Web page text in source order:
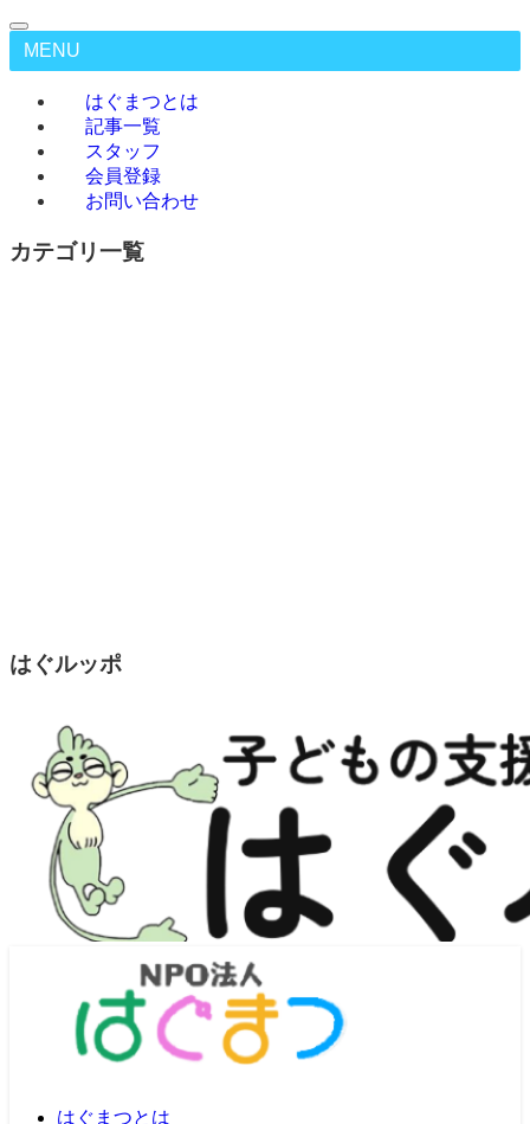
MENU
はぐまつとは
記事一覧
スタッフ
会員登録
お問い合わせ
カテゴリ一覧
はぐルッポ
はぐまつとは